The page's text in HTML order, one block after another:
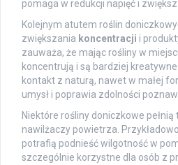
pomaga w redukcji napięć i
Kolejnym atutem roślin
zwiększania koncentracji i
zauważa, że mając rośliny w
koncentrują i są bardziej
kontakt z naturą, nawet w małej
umysł i poprawia zdolności
Niektóre rośliny doniczkowe
nawilżaczy powietrza.
potrafią podnieść wilgotność w
szczególnie korzystne dla osób z